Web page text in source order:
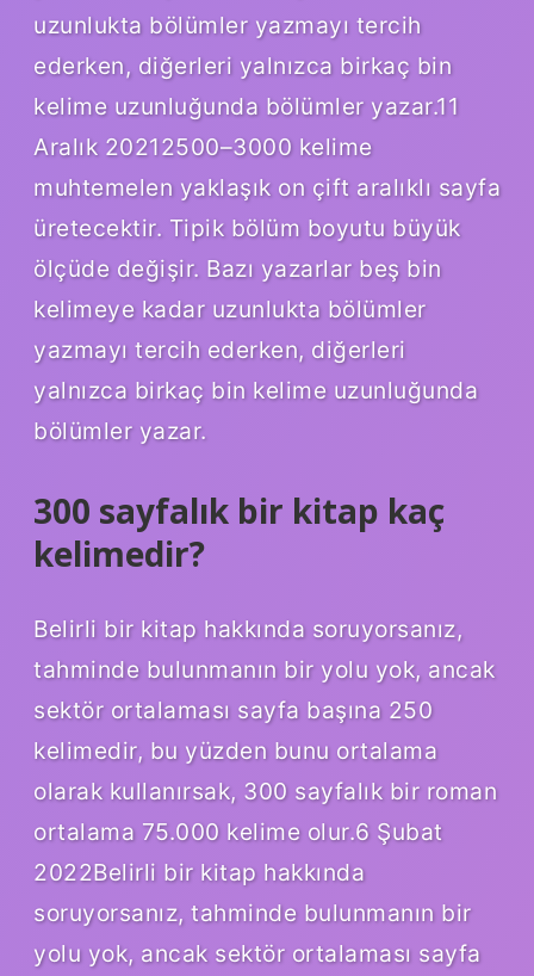
uzunlukta bölümler yazmayı tercih
ederken, diğerleri yalnızca birkaç bin
kelime uzunluğunda bölümler yazar.11
Aralık 20212500–3000 kelime
muhtemelen yaklaşık on çift aralıklı sayfa
üretecektir. Tipik bölüm boyutu büyük
ölçüde değişir. Bazı yazarlar beş bin
kelimeye kadar uzunlukta bölümler
yazmayı tercih ederken, diğerleri
yalnızca birkaç bin kelime uzunluğunda
bölümler yazar.
300 sayfalık bir kitap kaç
kelimedir?
Belirli bir kitap hakkında soruyorsanız,
tahminde bulunmanın bir yolu yok, ancak
sektör ortalaması sayfa başına 250
kelimedir, bu yüzden bunu ortalama
olarak kullanırsak, 300 sayfalık bir roman
ortalama 75.000 kelime olur.6 Şubat
2022Belirli bir kitap hakkında
soruyorsanız, tahminde bulunmanın bir
yolu yok, ancak sektör ortalaması sayfa